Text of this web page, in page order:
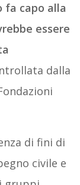
fa capo alla
essere
dalla
di fini di
civile e